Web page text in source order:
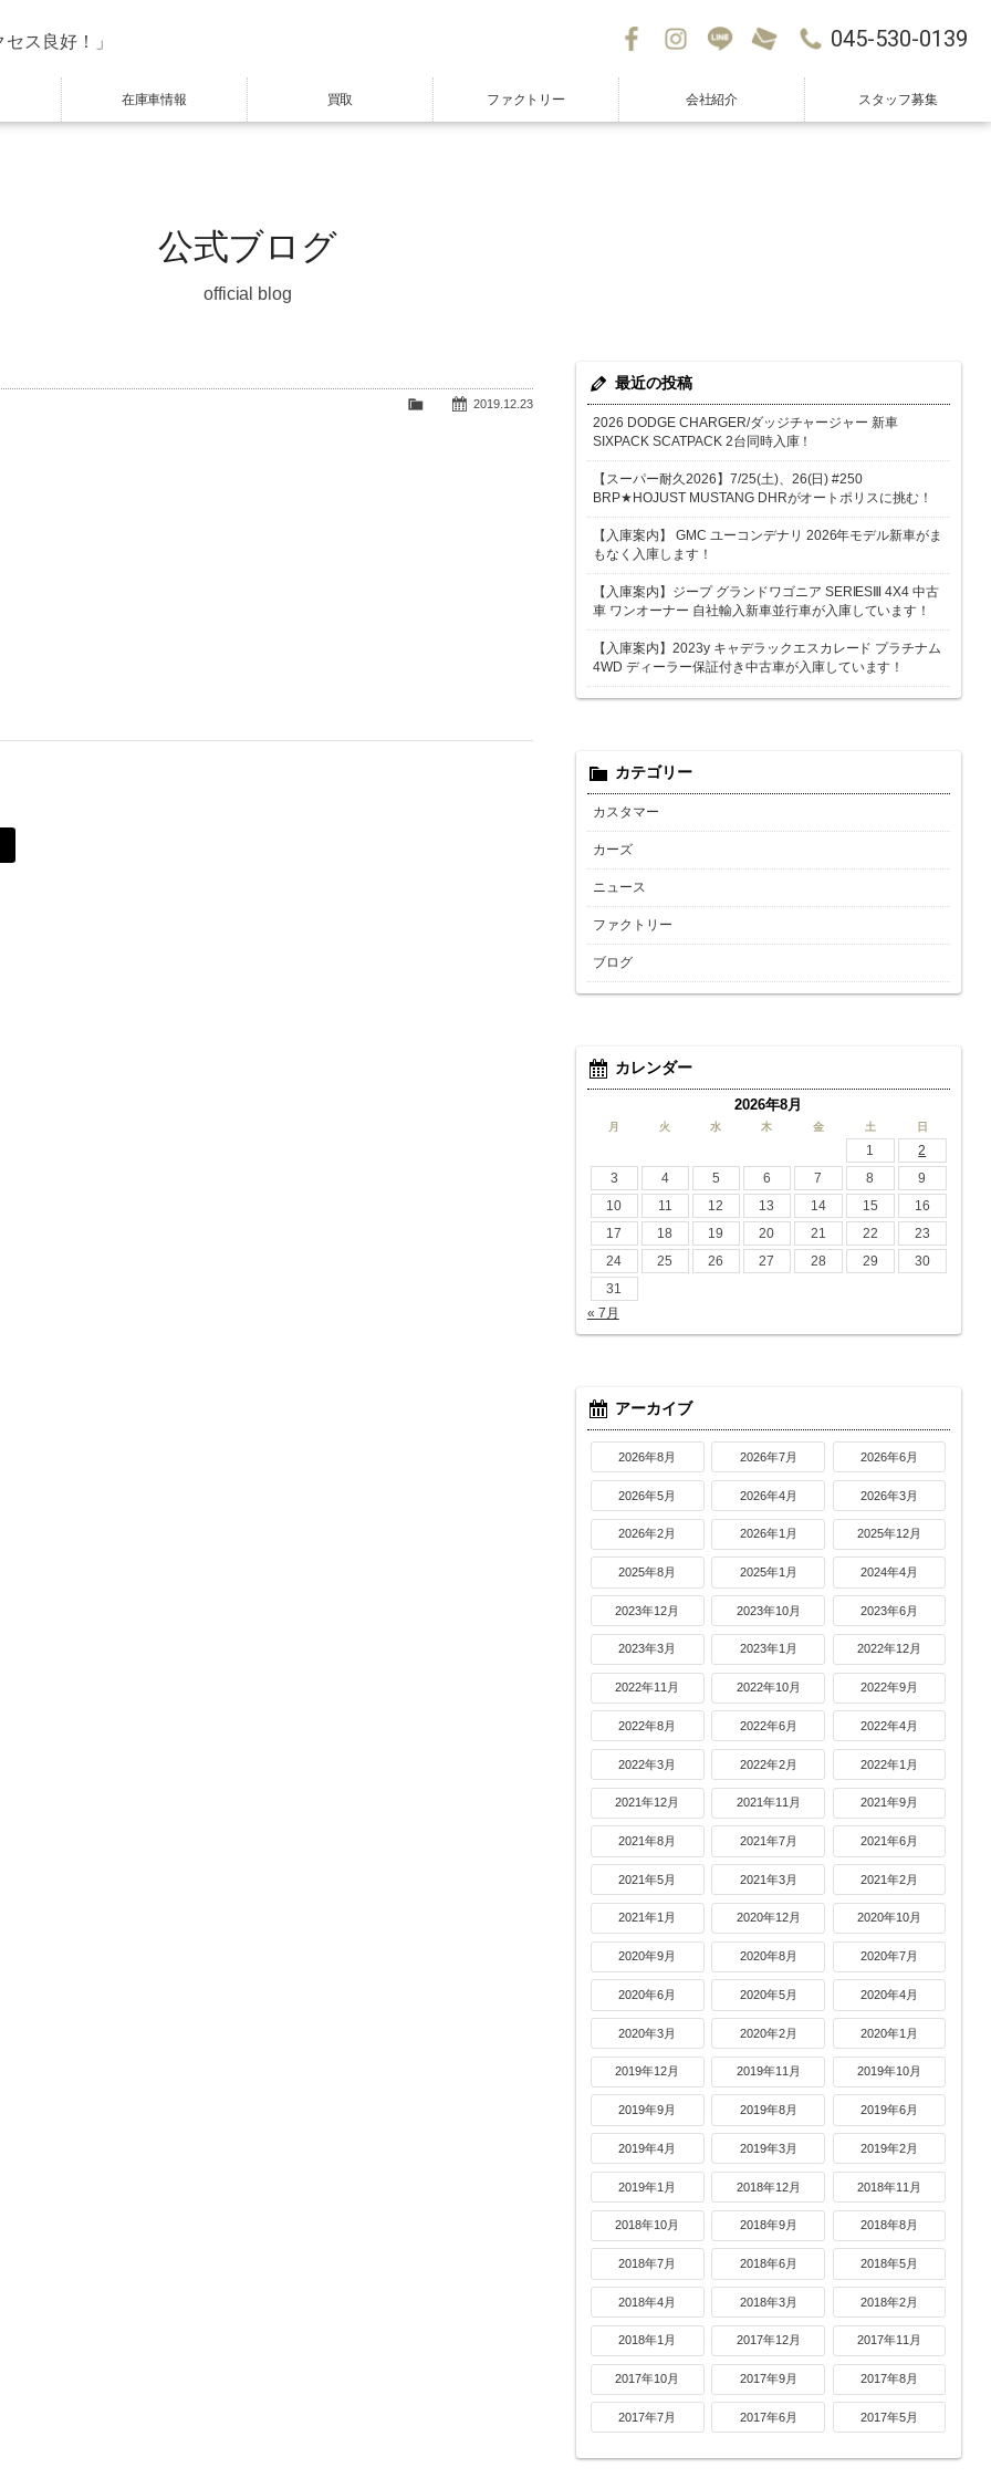
ス良好！」 045-530-0139
在庫車情報 買取 ファクトリー 会社紹介 スタッフ募集
公式ブログ
official blog
2019.12.23
最近の投稿
2026 DODGE CHARGER/ダッジチャージャー 新車
SIXPACK SCATPACK 2台同時入庫！
【スーパー耐久2026】7/25(土)、26(日) #250
BRP★HOJUST MUSTANG DHRがオートポリスに挑む！
【入庫案内】 GMC ユーコンデナリ 2026年モデル新車がま
もなく入庫します！
【入庫案内】ジープ グランドワゴニア SERIESⅢ 4X4 中古
車 ワンオーナー 自社輸入新車並行車が入庫しています！
【入庫案内】2023y キャデラックエスカレード プラチナム
4WD ディーラー保証付き中古車が入庫しています！
カテゴリー
カスタマー
カーズ
ニュース
ファクトリー
ブログ
カレンダー
2026年8月
月 火 水 木 金 土 日
1
2
3
4 5 6 7 8
9
10
11 12 13 14 15
16
17
18 19 20 21 22
23
24
25 26 27 28 29
30
31
« 7月
アーカイブ
2026年8月 2026年7月 2026年6月
2026年5月 2026年4月 2026年3月
2026年2月 2026年1月 2025年12月
2025年8月 2025年1月 2024年4月
2023年12月 2023年10月 2023年6月
2023年3月 2023年1月 2022年12月
2022年11月 2022年10月 2022年9月
2022年8月 2022年6月 2022年4月
2022年3月 2022年2月 2022年1月
2021年12月 2021年11月 2021年9月
2021年8月 2021年7月 2021年6月
2021年5月 2021年3月 2021年2月
2021年1月 2020年12月 2020年10月
2020年9月 2020年8月 2020年7月
2020年6月 2020年5月 2020年4月
2020年3月 2020年2月 2020年1月
2019年12月 2019年11月 2019年10月
2019年9月 2019年8月 2019年6月
2019年4月 2019年3月 2019年2月
2019年1月 2018年12月 2018年11月
2018年10月 2018年9月 2018年8月
2018年7月 2018年6月 2018年5月
2018年4月 2018年3月 2018年2月
2018年1月 2017年12月 2017年11月
2017年10月 2017年9月 2017年8月
2017年7月 2017年6月 2017年5月